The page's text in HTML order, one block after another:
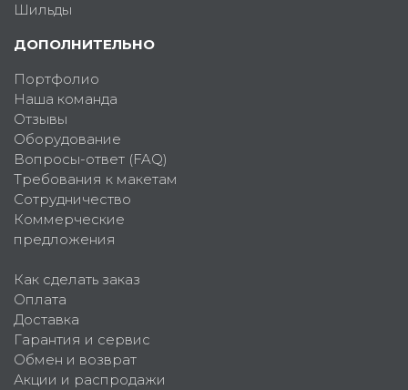
Шильды
ДОПОЛНИТЕЛЬНО
Портфолио
Наша команда
Отзывы
Оборудование
Вопросы-ответ (FAQ)
Требования к макетам
Сотрудничество
Коммерческие
предложения
Как сделать заказ
Оплата
Доставка
Гарантия и сервис
Обмен и возврат
Акции и распродажи